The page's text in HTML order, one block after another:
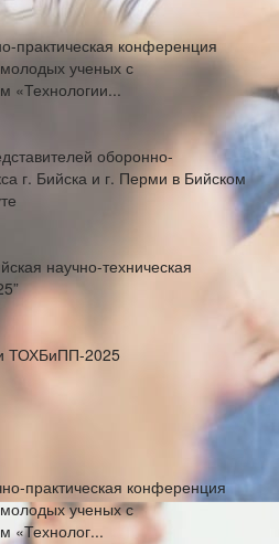
практическая конференция
ученых с
«Технологии...
оборонно-
г. Бийска и г. Перми в Бийском
научно-техническая
ТОХБиПП-2025
практическая конференция
ученых с
«Технолог...